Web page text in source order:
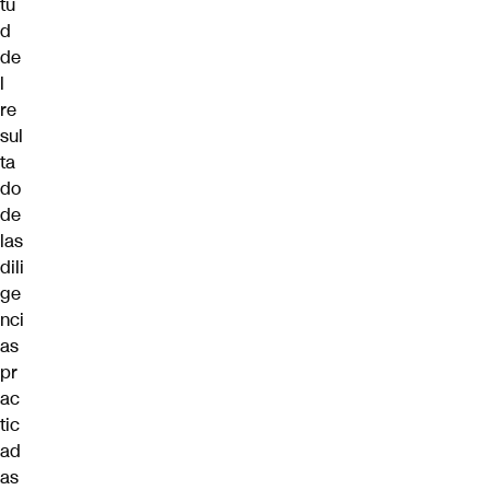
d
de
l
re
sul
ta
do
de
las
dili
ge
nci
as
pr
ac
tic
ad
as